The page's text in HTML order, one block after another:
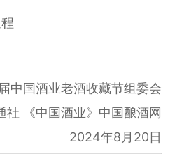
中国酒业老酒收藏节组委会
社 《中国酒业》中国酿酒网
2024年8月20日